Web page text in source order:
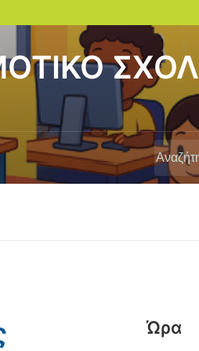
για:
Ώρα